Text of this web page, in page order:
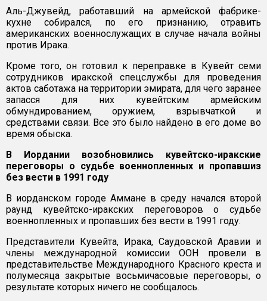
Аль-Джувейд, работавший на армейской фабрике-
кухне собирался, по его признанию, отравить
американских военнослужащих в случае начала войны
против Ирака.
Кроме того, он готовил к переправке в Кувейт семи
сотрудников иракской спецслужбы для проведения
актов саботажа на территории эмирата, для чего заранее
запасся для них кувейтским армейским
обмундированием, оружием, взрывчаткой и
средствами связи. Все это было найдено в его доме во
время обыска.
В Иордании возобновились кувейтско-иракские
переговоры о судьбе военнопленных и пропавшиз
без вести в 1991 году
В иорданском городе Аммане в среду начался второй
раунд кувейтско-иракских переговоров о судьбе
военнопленных и пропавших без вести в 1991 году.
Представители Кувейта, Ирака, Саудовской Аравии и
члены международной комиссии ООН провели в
представительстве Международного Красного креста и
полумесяца закрытые восьмичасовые переговоры, о
результате которых ничего не сообщалось.